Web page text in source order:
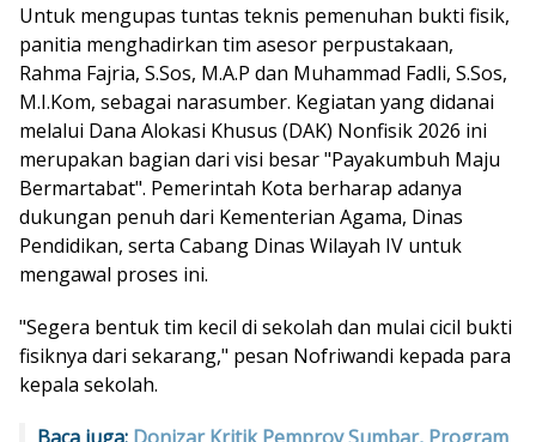
Untuk mengupas tuntas teknis pemenuhan bukti fisik,
panitia menghadirkan tim asesor perpustakaan,
Rahma Fajria, S.Sos, M.A.P dan Muhammad Fadli, S.Sos,
M.I.Kom, sebagai narasumber. Kegiatan yang didanai
melalui Dana Alokasi Khusus (DAK) Nonfisik 2026 ini
merupakan bagian dari visi besar "Payakumbuh Maju
Bermartabat". Pemerintah Kota berharap adanya
dukungan penuh dari Kementerian Agama, Dinas
Pendidikan, serta Cabang Dinas Wilayah IV untuk
mengawal proses ini.
"Segera bentuk tim kecil di sekolah dan mulai cicil bukti
fisiknya dari sekarang," pesan Nofriwandi kepada para
kepala sekolah.